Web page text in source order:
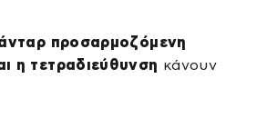
προσαρμοζόμενη
η τετραδιεύθυνση κάνουν